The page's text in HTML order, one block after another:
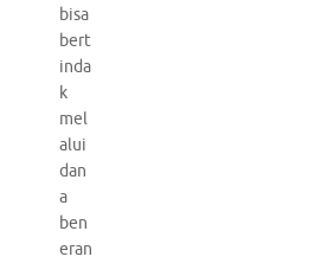
bisa
bert
inda
k
mel
alui
dan
a
ben
eran